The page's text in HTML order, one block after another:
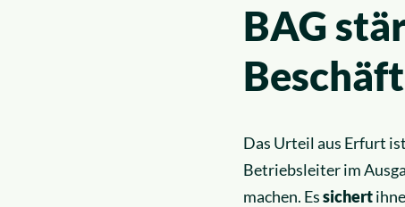
BAG
Das Urteil aus Erfurt
Betriebsleiter im
machen. Essichert